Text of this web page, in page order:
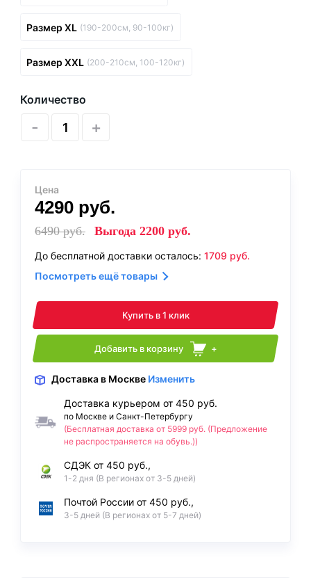
Размер XL (190-200см, 90-100кг)
Размер XXL (200-210см, 100-120кг)
Количество
- +
Цена
4290 руб.
6490руб. Выгода 2200 руб.
До бесплатной доставки осталось: 1709 руб.
Посмотреть ещё товары
Купить в 1 клик
Добавить в корзину +
Доставка в Москве Изменить
Доставка курьером от 450 руб.
по Москве и Санкт-Петербургу
(Бесплатная доставка от 5999 руб. (Предложение
не распространяется на обувь.))
СДЭК от 450 руб.,
1-2 дня (В регионах от 3-5 дней)
Почтой России от 450 руб.,
3-5 дней (В регионах от 5-7 дней)